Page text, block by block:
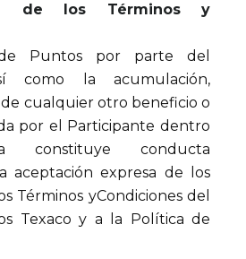
de los Términos y
Puntos por parte del
como la acumulación,
cualquier otro beneficio o
por el Participante dentro
constituye conducta
aceptación expresa de los
Términos yCondiciones del
Texaco y a la Política de